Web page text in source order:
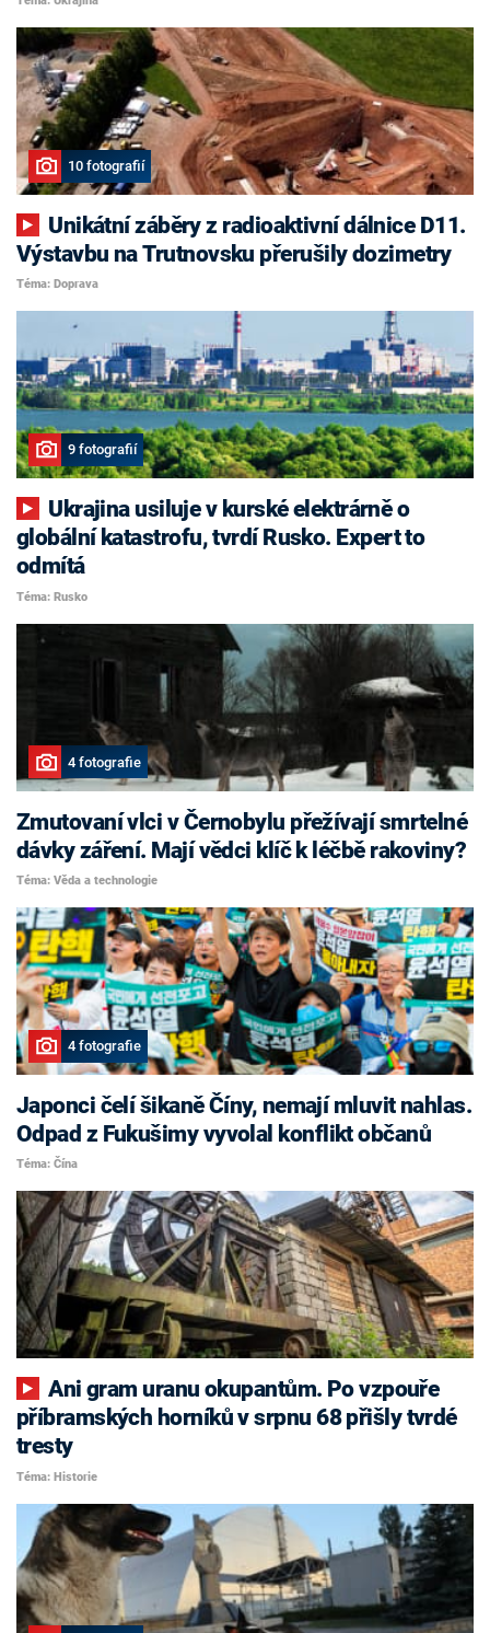
10 fotografií
Výstavbu na Trutnovsku přerušily dozimetry
Téma: Doprava
9 fotografií
globální katastrofu, tvrdí Rusko. Expert to
odmítá
Téma: Rusko
4 fotografie
Zmutovaní vlci v Černobylu přežívají smrtelné
dávky záření. Mají vědci klíč k léčbě rakoviny?
Téma: Věda a technologie
4 fotografie
Japonci čelí šikaně Číny, nemají mluvit nahlas.
Odpad z Fukušimy vyvolal konflikt občanů
Téma: Čína
Ani gram uranu okupantům. Po vzpouře
příbramských horníků v srpnu 68 přišly tvrdé
tresty
Téma: Historie